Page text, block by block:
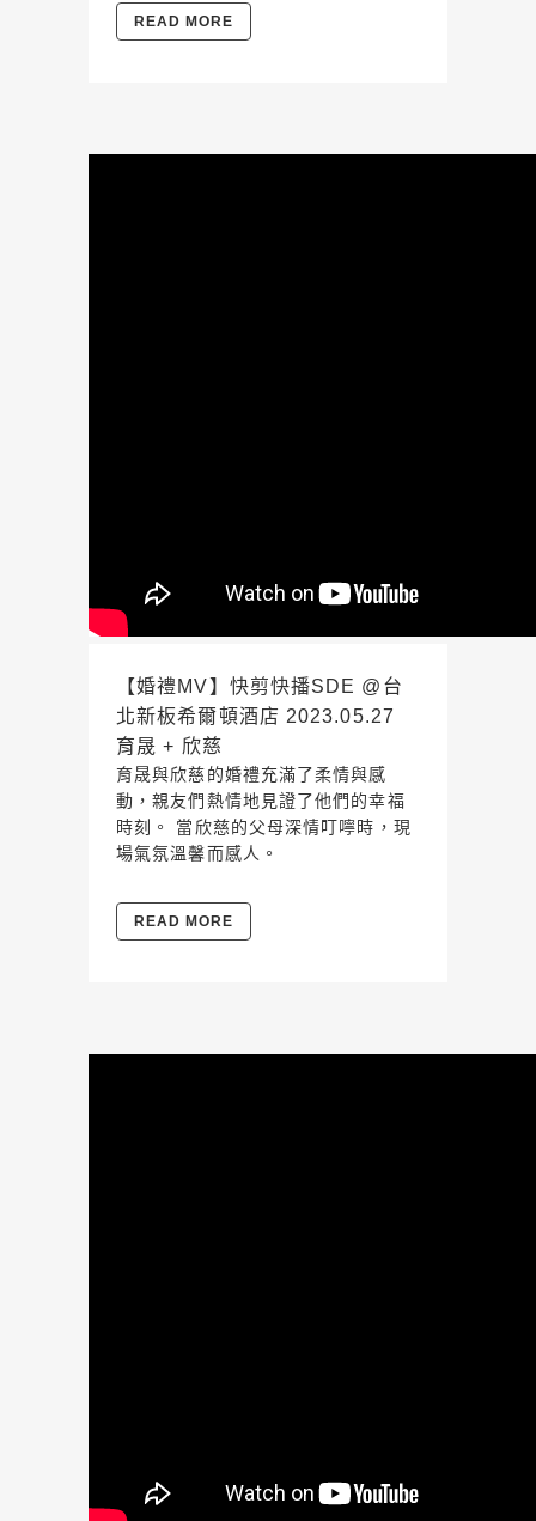
READ MORE
【婚禮MV】快剪快播SDE @台
北新板希爾頓酒店 2023.05.27
育晟 + 欣慈
育晟與欣慈的婚禮充滿了柔情與感
動，親友們熱情地見證了他們的幸福
時刻。 當欣慈的父母深情叮嚀時，現
場氣氛溫馨而感人。
READ MORE